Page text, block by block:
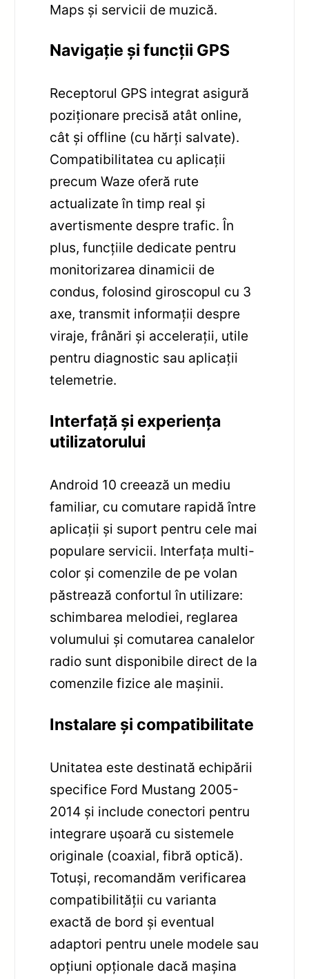
Maps și servicii de muzică.
Navigație și funcții GPS
Receptorul GPS integrat asigură
poziționare precisă atât online,
cât și offline (cu hărți salvate).
Compatibilitatea cu aplicații
precum Waze oferă rute
actualizate în timp real și
avertismente despre trafic. În
plus, funcțiile dedicate pentru
monitorizarea dinamicii de
condus, folosind giroscopul cu 3
axe, transmit informații despre
viraje, frânări și accelerații, utile
pentru diagnostic sau aplicații
telemetrie.
Interfață și experiența
utilizatorului
Android 10 creează un mediu
familiar, cu comutare rapidă între
aplicații și suport pentru cele mai
populare servicii. Interfața multi-
color și comenzile de pe volan
păstrează confortul în utilizare:
schimbarea melodiei, reglarea
volumului și comutarea canalelor
radio sunt disponibile direct de la
comenzile fizice ale mașinii.
Instalare și compatibilitate
Unitatea este destinată echipării
specifice Ford Mustang 2005-
2014 și include conectori pentru
integrare ușoară cu sistemele
originale (coaxial, fibră optică).
Totuși, recomandăm verificarea
compatibilității cu varianta
exactă de bord și eventual
adaptori pentru unele modele sau
opțiuni opționale dacă mașina